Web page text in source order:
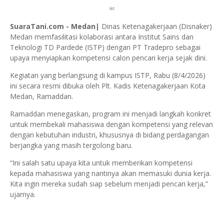
ist
SuaraTani.com - Medan| Dinas Ketenagakerjaan (Disnaker)
Medan memfasilitasi kolaborasi antara Institut Sains dan
Teknologi TD Pardede (ISTP) dengan PT Tradepro sebagai
upaya menyiapkan kompetensi calon pencari kerja sejak dini.
Kegiatan yang berlangsung di kampus ISTP, Rabu (8/4/2026)
ini secara resmi dibuka oleh Plt. Kadis Ketenagakerjaan Kota
Medan, Ramaddan.
Ramaddan menegaskan, program ini menjadi langkah konkret
untuk membekali mahasiswa dengan kompetensi yang relevan
dengan kebutuhan industri, khususnya di bidang perdagangan
berjangka yang masih tergolong baru.
“Ini salah satu upaya kita untuk memberikan kompetensi
kepada mahasiswa yang nantinya akan memasuki dunia kerja.
Kita ingin mereka sudah siap sebelum menjadi pencari kerja,”
ujarnya.